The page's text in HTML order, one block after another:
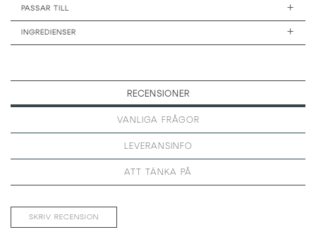
PASSAR TILL +
INGREDIENSER +
RECENSIONER
VANLIGA FRÅGOR
LEVERANSINFO
ATT TÄNKA PÅ
SKRIV RECENSION